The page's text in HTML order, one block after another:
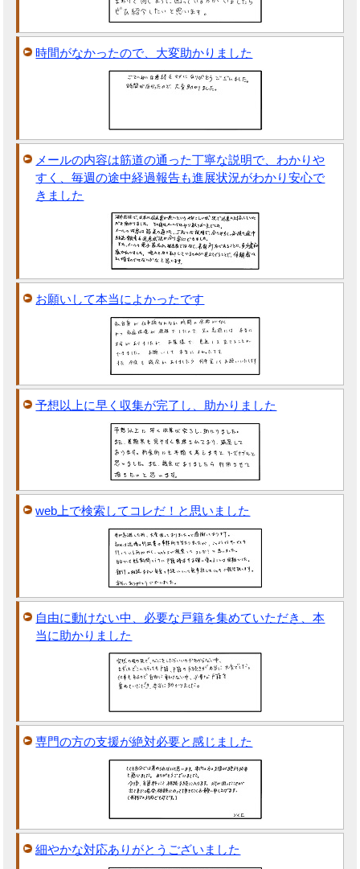
時間がなかったので、大変助かりました
メールの内容は筋道の通った丁寧な説明で、わかりや
すく、毎週の途中経過報告も進展状況がわかり安心で
きました
お願いして本当によかったです
予想以上に早く収集が完了し、助かりました
web上で検索してコレだ！と思いました
自由に動けない中、必要な戸籍を集めていただき、本
当に助かりました
専門の方の支援が絶対必要と感じました
細やかな対応ありがとうございました